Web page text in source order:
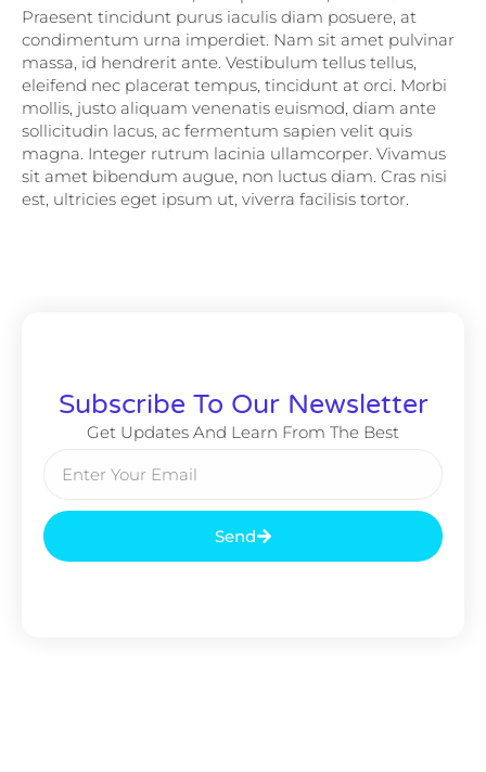
Praesent tincidunt purus iaculis diam posuere, at
condimentum urna imperdiet. Nam sit amet pulvinar
massa, id hendrerit ante. Vestibulum tellus tellus,
eleifend nec placerat tempus, tincidunt at orci. Morbi
mollis, justo aliquam venenatis euismod, diam ante
sollicitudin lacus, ac fermentum sapien velit quis
magna. Integer rutrum lacinia ullamcorper. Vivamus
sit amet bibendum augue, non luctus diam. Cras nisi
est, ultricies eget ipsum ut, viverra facilisis tortor.
Subscribe To Our Newsletter
Get Updates And Learn From The Best
Send